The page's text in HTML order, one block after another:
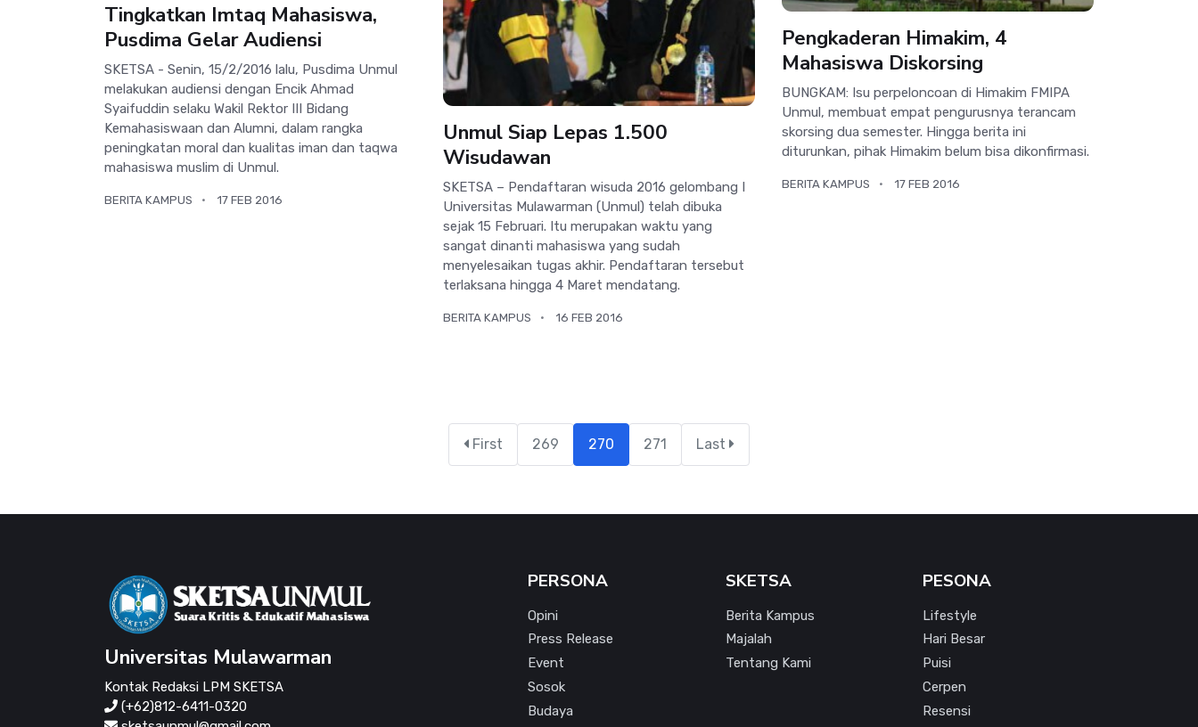
Tingkatkan Imtaq Mahasiswa,
Pusdima Gelar Audiensi
SKETSA - Senin, 15/2/2016 lalu, Pusdima Unmul
melakukan audiensi dengan Encik Ahmad
Syaifuddin selaku Wakil Rektor III Bidang
Kemahasiswaan dan Alumni, dalam rangka
peningkatan moral dan kualitas iman dan taqwa
mahasiswa muslim di Unmul.
BERITA KAMPUS 17 FEB 2016
Pengkaderan Himakim, 4
Mahasiswa Diskorsing
BUNGKAM: Isu perpeloncoan di Himakim FMIPA
Unmul, membuat empat pengurusnya terancam
skorsing dua semester. Hingga berita ini
diturunkan, pihak Himakim belum bisa dikonfirmasi.
BERITA KAMPUS 17 FEB 2016
Unmul Siap Lepas 1.500
Wisudawan
SKETSA – Pendaftaran wisuda 2016 gelombang I
Universitas Mulawarman (Unmul) telah dibuka
sejak 15 Februari. Itu merupakan waktu yang
sangat dinanti mahasiswa yang sudah
menyelesaikan tugas akhir. Pendaftaran tersebut
terlaksana hingga 4 Maret mendatang.
BERITA KAMPUS 16 FEB 2016
First 269 270 271 Last
Universitas Mulawarman
Kontak Redaksi LPM SKETSA
(+62)812-6411-0320
PERSONA
Opini
Press Release
Event
Sosok
Budaya
SKETSA
Berita Kampus
Majalah
Tentang Kami
PESONA
Lifestyle
Hari Besar
Puisi
Cerpen
Resensi